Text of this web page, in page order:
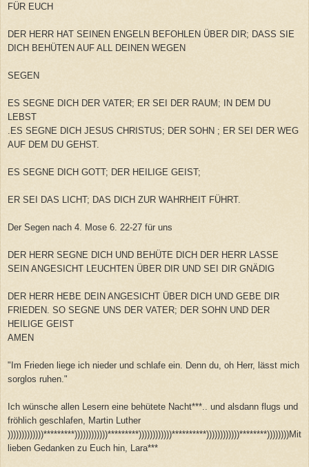
FÜR EUCH
DER HERR HAT SEINEN ENGELN BEFOHLEN ÜBER DIR; DASS SIE
DICH BEHÜTEN AUF ALL DEINEN WEGEN
SEGEN
ES SEGNE DICH DER VATER; ER SEI DER RAUM; IN DEM DU
LEBST
.ES SEGNE DICH JESUS CHRISTUS; DER SOHN ; ER SEI DER WEG
AUF DEM DU GEHST.
ES SEGNE DICH GOTT; DER HEILIGE GEIST;
ER SEI DAS LICHT; DAS DICH ZUR WAHRHEIT FÜHRT.
Der Segen nach 4. Mose 6. 22-27 für uns
DER HERR SEGNE DICH UND BEHÜTE DICH DER HERR LASSE
SEIN ANGESICHT LEUCHTEN ÜBER DIR UND SEI DIR GNÄDIG
DER HERR HEBE DEIN ANGESICHT ÜBER DICH UND GEBE DIR
FRIEDEN. SO SEGNE UNS DER VATER; DER SOHN UND DER
HEILIGE GEIST
AMEN
"Im Frieden liege ich nieder und schlafe ein. Denn du, oh Herr, lässt mich
sorglos ruhen."
Ich wünsche allen Lesern eine behütete Nacht***.. und alsdann flugs und
fröhlich geschlafen, Martin Luther
)))))))))))))*********))))))))))))*********))))))))))))**********))))))))))))********))))))))Mit
lieben Gedanken zu Euch hin, Lara***